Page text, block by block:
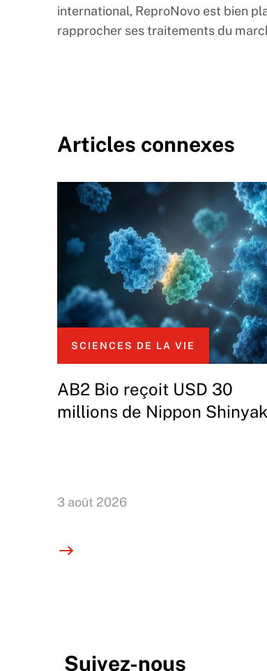
international, ReproNovo est bien
rapprocher ses traitements du
Articles connexes
SCIENCES DE LA VIE
AB2 Bio reçoit USD 30
millions de Nippon
3 août 2026
Suivez-nous